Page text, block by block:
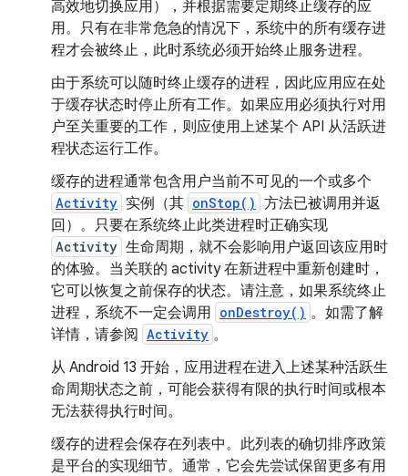
高效地切换应用），并根据需要定期终止缓存的应
用。只有在非常危急的情况下，系统中的所有缓存进
程才会被终止，此时系统必须开始终止服务进程。
由于系统可以随时终止缓存的进程，因此应用应在处
于缓存状态时停止所有工作。如果应用必须执行对用
户至关重要的工作，则应使用上述某个 API 从活跃进
程状态运行工作。
缓存的进程通常包含用户当前不可见的一个或多个
Activity 实例（其 onStop() 方法已被调用并返
回）。只要在系统终止此类进程时正确实现
Activity 生命周期，就不会影响用户返回该应用时
的体验。当关联的 activity 在新进程中重新创建时，
它可以恢复之前保存的状态。请注意，如果系统终止
进程，系统不一定会调用 onDestroy() 。如需了解
详情，请参阅 Activity 。
从 Android 13 开始，应用进程在进入上述某种活跃生
命周期状态之前，可能会获得有限的执行时间或根本
无法获得执行时间。
缓存的进程会保存在列表中。此列表的确切排序政策
是平台的实现细节。通常，它会先尝试保留更多有用